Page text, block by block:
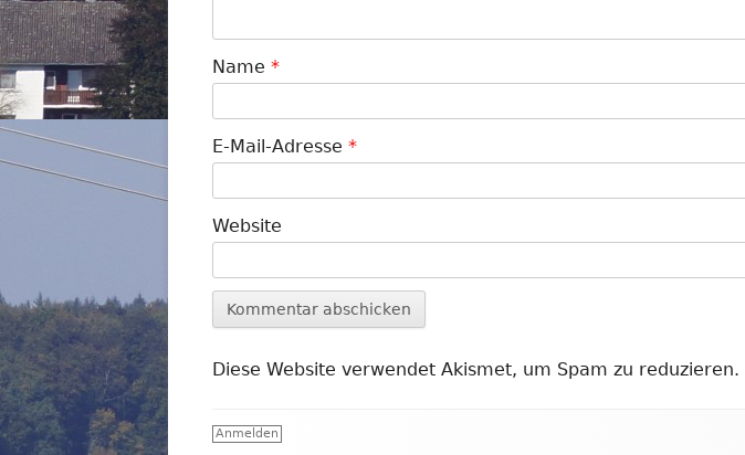
Name *
E-Mail-Adresse *
Website
Diese Website verwendet Akismet, um Spam zu reduzieren.
Footer
Anmelden